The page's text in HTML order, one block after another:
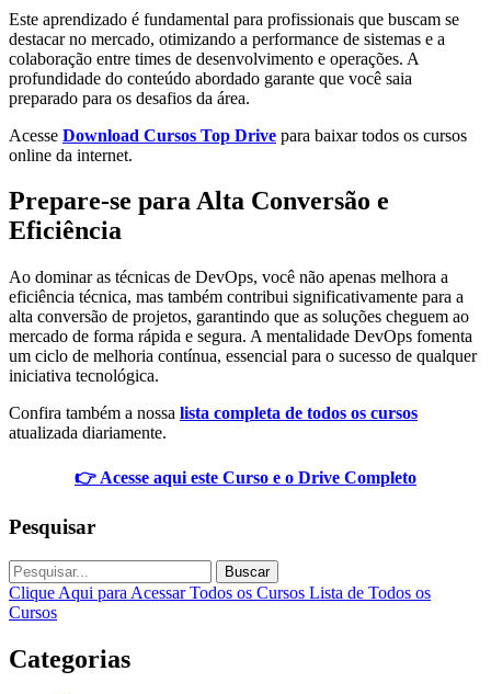
Este aprendizado é fundamental para profissionais que buscam se
destacar no mercado, otimizando a performance de sistemas e a
colaboração entre times de desenvolvimento e operações. A
profundidade do conteúdo abordado garante que você saia
preparado para os desafios da área.
Acesse Download Cursos Top Drive para baixar todos os cursos
online da internet.
Prepare-se para Alta Conversão e
Eficiência
Ao dominar as técnicas de DevOps, você não apenas melhora a
eficiência técnica, mas também contribui significativamente para a
alta conversão de projetos, garantindo que as soluções cheguem ao
mercado de forma rápida e segura. A mentalidade DevOps fomenta
um ciclo de melhoria contínua, essencial para o sucesso de qualquer
iniciativa tecnológica.
Confira também a nossa lista completa de todos os cursos
atualizada diariamente.
👉 Acesse aqui este Curso e o Drive Completo
Pesquisar
Buscar
Clique Aqui para Acessar Todos os Cursos Lista de Todos os
Cursos
Categorias